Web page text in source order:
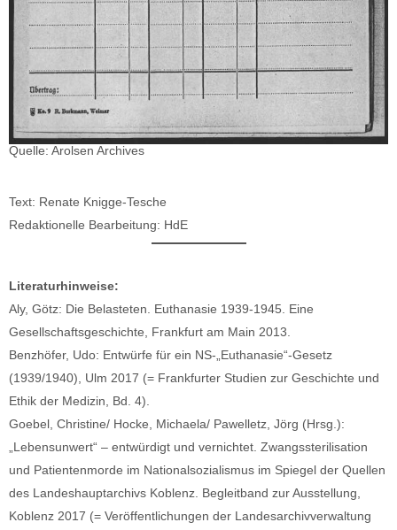
Quelle: Arolsen Archives
Text: Renate Knigge-Tesche
Redaktionelle Bearbeitung: HdE
Literaturhinweise:
Aly, Götz: Die Belasteten. Euthanasie 1939-1945. Eine
Gesellschaftsgeschichte, Frankfurt am Main 2013.
Benzhöfer, Udo: Entwürfe für ein NS-„Euthanasie“-Gesetz
(1939/1940), Ulm 2017 (= Frankfurter Studien zur Geschichte und
Ethik der Medizin, Bd. 4).
Goebel, Christine/ Hocke, Michaela/ Pawelletz, Jörg (Hrsg.):
„Lebensunwert“ – entwürdigt und vernichtet. Zwangssterilisation
und Patientenmorde im Nationalsozialismus im Spiegel der Quellen
des Landeshauptarchivs Koblenz. Begleitband zur Ausstellung,
Koblenz 2017 (= Veröffentlichungen der Landesarchivverwaltung